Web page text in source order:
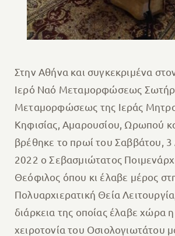
Στην Αθήνα και συγκεκριμένα
Ιερό Ναό Μεταμορφώσεως
Μεταμορφώσεως της Ιεράς
Κηφισίας, Αμαρουσίου, Ωρωπού
βρέθηκε το πρωί του Σαββάτου, 3
2022 ο Σεβασμιώτατος
Θεόφιλος όπου κι έλαβε μέρος
Πολυαρχιερατική Θεία
διάρκεια της οποίας έλαβε χώρα η
χειροτονία του Οσιολογιωτάτου